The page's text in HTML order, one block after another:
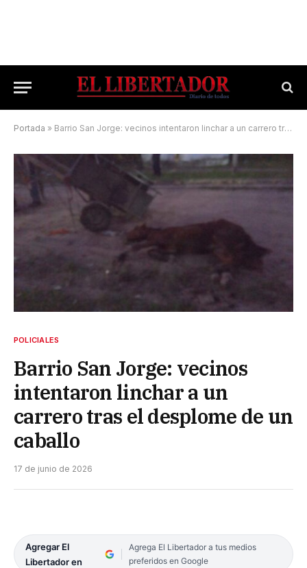
Portada » Barrio San Jorge: vecinos intentaron linchar a un carrero tras el desplome de un caballo
POLICIALES
Barrio San Jorge: vecinos
intentaron linchar a un
carrero tras el desplome de un
caballo
17 de junio de 2026
Agregar El
Libertador en
Agrega El Libertador a tus medios
preferidos en Google